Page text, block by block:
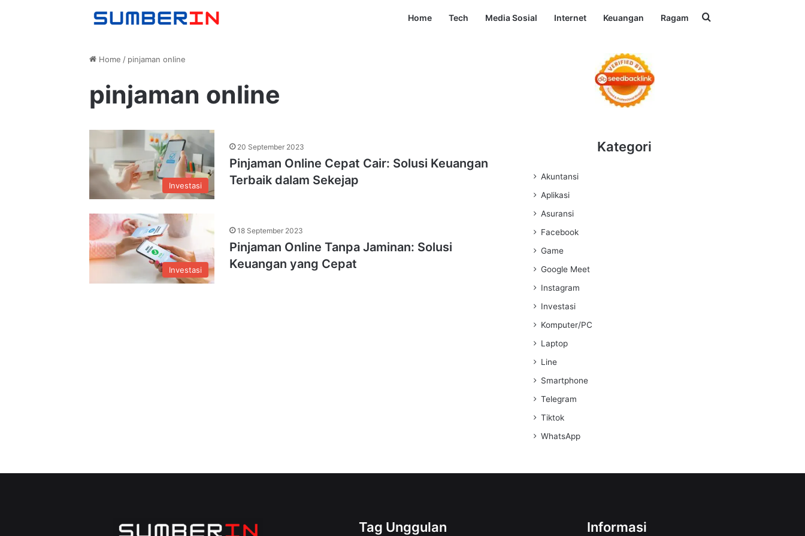
Home Tech Media Sosial Internet Keuangan Ragam Search for
Home / pinjaman online
pinjaman online
Investasi
20 September 2023
Pinjaman Online Cepat Cair: Solusi Keuangan
Terbaik dalam Sekejap
Investasi
18 September 2023
Pinjaman Online Tanpa Jaminan: Solusi
Keuangan yang Cepat
Kategori
Akuntansi
Aplikasi
Asuransi
Facebook
Game
Google Meet
Instagram
Investasi
Komputer/PC
Laptop
Line
Smartphone
Telegram
Tiktok
WhatsApp
Tag Unggulan Informasi